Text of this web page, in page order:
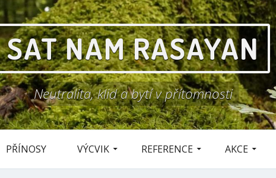
SAT NAM RASAYAN
Neutralita, klid a bytí v přítomnosti
PŘÍNOSY VÝCVIK REFERENCE AKCE